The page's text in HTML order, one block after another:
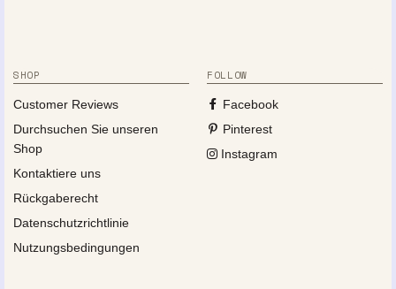
SHOP
Customer Reviews
Durchsuchen Sie unseren
Shop
Kontaktiere uns
Rückgaberecht
Datenschutzrichtlinie
Nutzungsbedingungen
FOLLOW
Facebook
Pinterest
Instagram